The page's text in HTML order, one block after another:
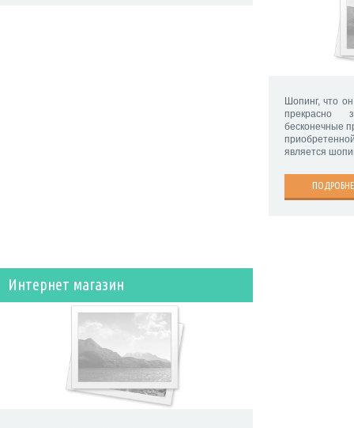
Шопинг, что
прекрасно
бесконечные
является
Интернет магазин